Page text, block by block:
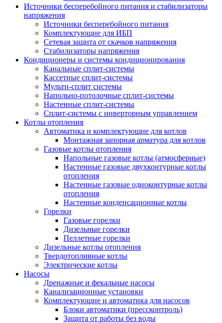
Источники бесперебойного питания и стабилизаторы
напряжения
Источники бесперебойного питания
Комплектующие для ИБП
Сетевая защита от скачков напряжения
Стабилизаторы напряжения
Кондиционеры и системы кондиционирования
Канальные сплит-системы
Кассетные сплит-системы
Мульти-сплит системы
Напольно-потолочные сплит-системы
Настенные сплит-системы
Сплит-системы с инверторным управлением
Котлы отопления
Автоматика и комплектующие для котлов
Монтажная запорная арматура для котлов
Газовые котлы отопления
Напольные газовые котлы (атмосферные)
Настенные газовые двухконтурные котлы
отопления
Настенные газовые одноконтурные котлы
отопления
Настенные конденсационные котлы
Горелки
Газовые горелки
Дизельные горелки
Пеллетные горелки
Дизельные котлы отопления
Твердотопливные котлы
Электрические котлы
Насосы
Дренажные и фекальные насосы
Канализационные установки
Комплектующие и автоматика для насосов
Блоки автоматики (прессконтроль)
Защита от работы без воды